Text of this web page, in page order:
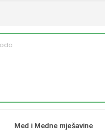
Med i Medne mješavine